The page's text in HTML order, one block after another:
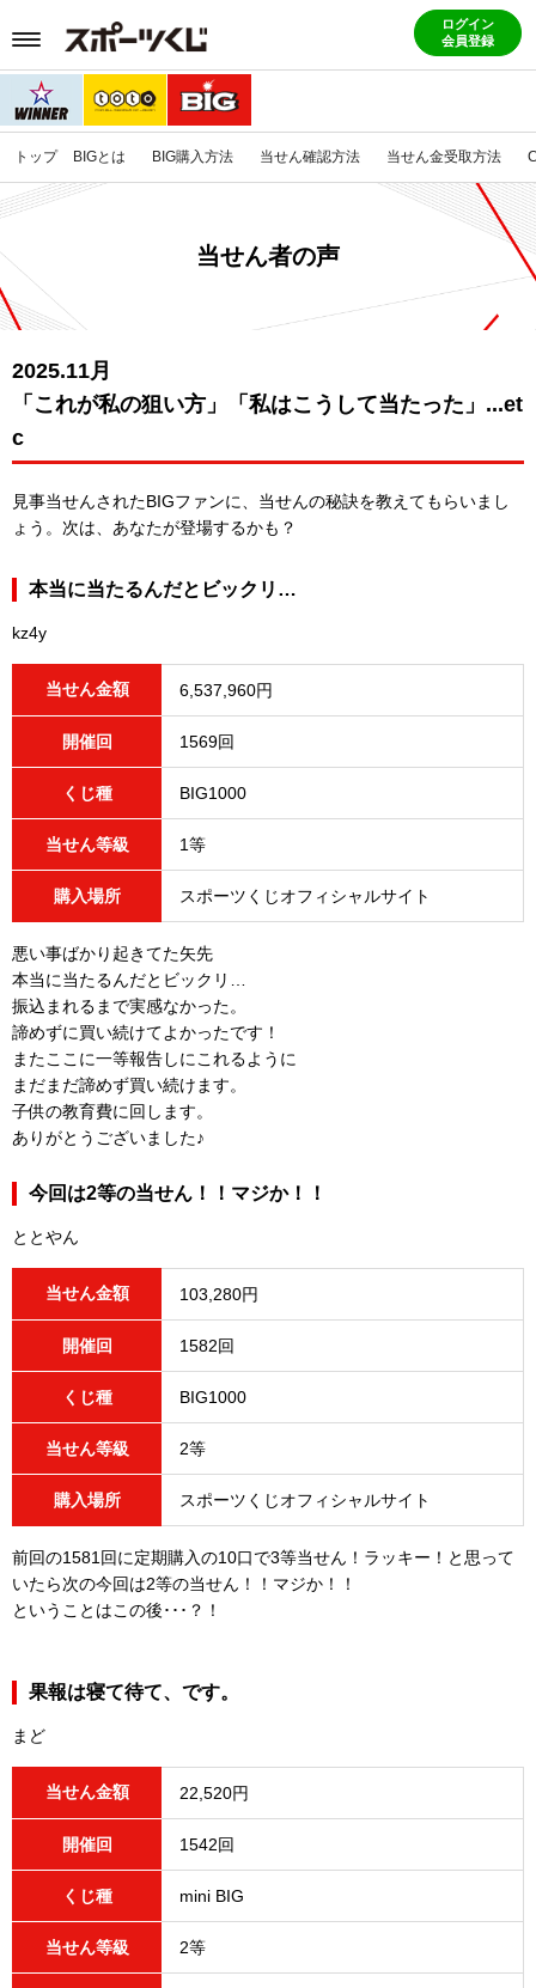
ログイン
会員登録
トップ BIGとは BIG購入方法 当せん確認方法 当せん金受取方法
当せん者の声
2025.11月
「これが私の狙い方」「私はこうして当たった」...et
c
見事当せんされたBIGファンに、当せんの秘訣を教えてもらいまし
ょう。 次は、あなたが登場するかも？
本当に当たるんだとビックリ…
kz4y
当せん金額 6,537,960円
開催回 1569回
くじ種 BIG1000
当せん等級 1等
購入場所 スポーツくじオフィシャルサイト
悪い事ばかり起きてた矢先
本当に当たるんだとビックリ…
振込まれるまで実感なかった。
諦めずに買い続けてよかったです！
またここに一等報告しにこれるように
まだまだ諦めず買い続けます。
子供の教育費に回します。
ありがとうございました♪
今回は2等の当せん！！マジか！！
ととやん
当せん金額 103,280円
開催回 1582回
くじ種 BIG1000
当せん等級 2等
購入場所 スポーツくじオフィシャルサイト
前回の1581回に定期購入の10口で3等当せん！ラッキー！と思って
いたら次の今回は2等の当せん！！マジか！！
ということはこの後･･･？！
果報は寝て待て、です。
まど
当せん金額 22,520円
開催回 1542回
くじ種 mini BIG
当せん等級 2等